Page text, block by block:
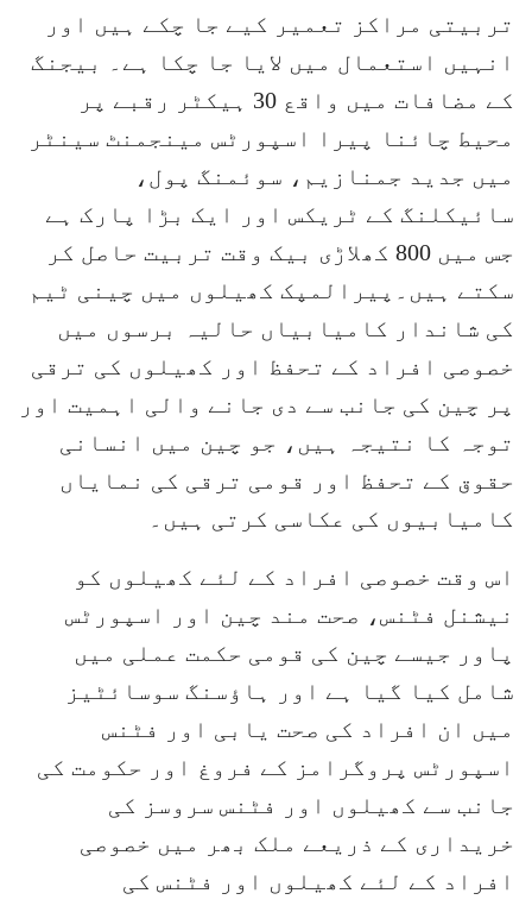
تربیتی مراکز تعمیر کیے جا چکے ہیں اور
انہیں استعمال میں لایا جا چکا ہے۔ بیجنگ
کے مضافات میں واقع 30 ہیکٹر رقبے پر
محیط چائنا پیرا اسپورٹس مینجمنٹ سینٹر
میں جدید جمنازیم، سوئمنگ پول،
سائیکلنگ کے ٹریکس اور ایک بڑا پارک ہے
جس میں 800 کھلاڑی بیک وقت تربیت حاصل کر
سکتے ہیں۔پیرالمپک کھیلوں میں چینی ٹیم
کی شاندار کامیابیاں حالیہ برسوں میں
خصوصی افراد کے تحفظ اور کھیلوں کی ترقی
پر چین کی جانب سے دی جانے والی اہمیت اور
توجہ کا نتیجہ ہیں، جو چین میں انسانی
حقوق کے تحفظ اور قومی ترقی کی نمایاں
کامیابیوں کی عکاسی کرتی ہیں۔
اس وقت خصوصی افراد کے لئے کھیلوں کو
نیشنل فٹنس، صحت مند چین اور اسپورٹس
پاور جیسے چین کی قومی حکمت عملی میں
شامل کیا گیا ہے اور ہاؤسنگ سوسائٹیز
میں ان افراد کی صحت یابی اور فٹنس
اسپورٹس پروگرامز کے فروغ اور حکومت کی
جانب سے کھیلوں اور فٹنس سروسز کی
خریداری کے ذریعے ملک بھر میں خصوصی
افراد کے لئے کھیلوں اور فٹنس کی